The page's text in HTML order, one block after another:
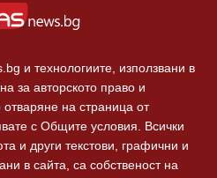
и технологиите, използвани в
за авторското право и
на страница от
с Общите условия. Всички
и други текстови, графични и
в сайта, са собственост на